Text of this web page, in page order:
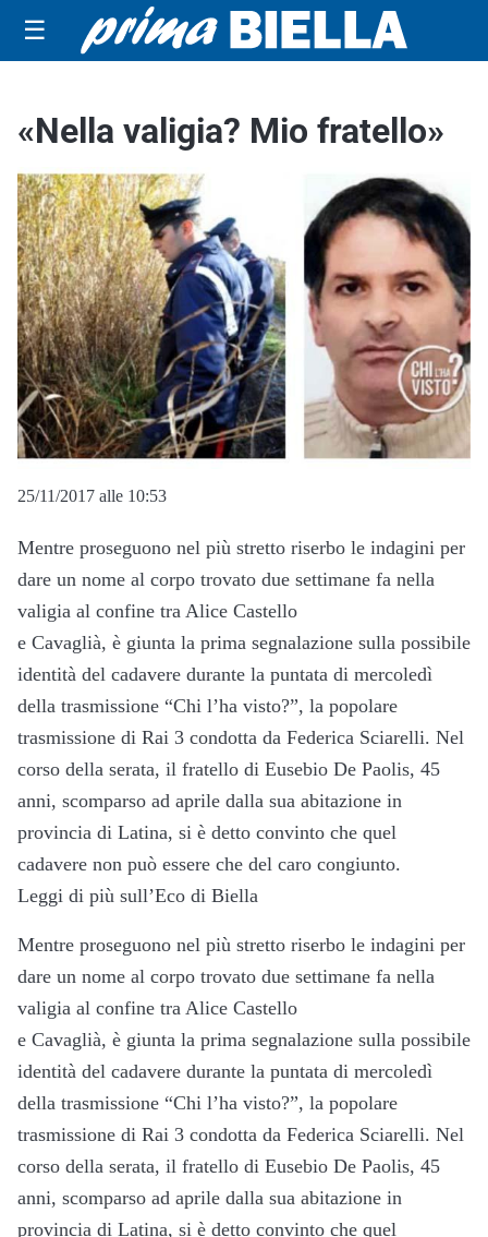
☰
«Nella valigia? Mio fratello»
25/11/2017 alle 10:53
Mentre proseguono nel più stretto riserbo le indagini per
dare un nome al corpo trovato due settimane fa nella
valigia al confine tra Alice Castello
e Cavaglià, è giunta la prima segnalazione sulla possibile
identità del cadavere durante la puntata di mercoledì
della trasmissione “Chi l’ha visto?”, la popolare
trasmissione di Rai 3 condotta da Federica Sciarelli. Nel
corso della serata, il fratello di Eusebio De Paolis, 45
anni, scomparso ad aprile dalla sua abitazione in
provincia di Latina, si è detto convinto che quel
cadavere non può essere che del caro congiunto.
Leggi di più sull’Eco di Biella
Mentre proseguono nel più stretto riserbo le indagini per
dare un nome al corpo trovato due settimane fa nella
valigia al confine tra Alice Castello
e Cavaglià, è giunta la prima segnalazione sulla possibile
identità del cadavere durante la puntata di mercoledì
della trasmissione “Chi l’ha visto?”, la popolare
trasmissione di Rai 3 condotta da Federica Sciarelli. Nel
corso della serata, il fratello di Eusebio De Paolis, 45
anni, scomparso ad aprile dalla sua abitazione in
provincia di Latina, si è detto convinto che quel